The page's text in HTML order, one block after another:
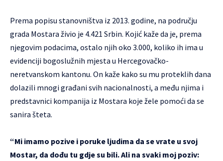
Prema popisu stanovništva iz 2013. godine, na području
grada Mostara živio je 4.421 Srbin. Kojić kaže da je, prema
njegovim podacima, ostalo njih oko 3.000, koliko ih ima u
evidenciji bogoslužnih mjesta u Hercegovačko-
neretvanskom kantonu. On kaže kako su mu proteklih dana
dolazili mnogi građani svih nacionalnosti, a među njima i
predstavnici kompanija iz Mostara koje žele pomoći da se
sanira šteta.
“Mi imamo pozive i poruke ljudima da se vrate u svoj
Mostar, da dođu tu gdje su bili. Ali na svaki moj poziv: